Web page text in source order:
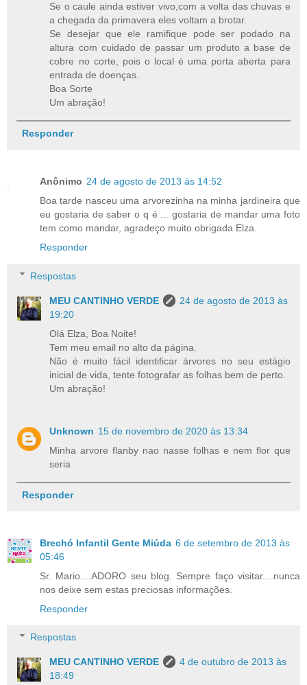
Se o caule ainda estiver vivo,com a volta das chuvas e
a chegada da primavera eles voltam a brotar.
Se desejar que ele ramifique pode ser podado na
altura com cuidado de passar um produto a base de
cobre no corte, pois o local é uma porta aberta para
entrada de doenças.
Boa Sorte
Um abração!
Responder
Anônimo 24 de agosto de 2013 às 14:52
Boa tarde nasceu uma arvorezinha na minha jardineira que
eu gostaria de saber o q é ... gostaria de mandar uma foto
tem como mandar, agradeço muito obrigada Elza.
Responder
Respostas
MEU CANTINHO VERDE
24 de agosto de 2013 às
19:20
Olá Elza, Boa Noite!
Tem meu email no alto da página.
Não é muito fácil identificar árvores no seu estágio
inicial de vida, tente fotografar as folhas bem de perto.
Um abração!
Unknown 15 de novembro de 2020 às 13:34
Minha arvore flanby nao nasse folhas e nem flor que
seria
Responder
Brechó Infantil Gente Miúda 6 de setembro de 2013 às
05:46
Sr. Mario....ADORO seu blog. Sempre faço visitar....nunca
nos deixe sem estas preciosas informações.
Responder
Respostas
MEU CANTINHO VERDE
4 de outubro de 2013 às
18:49